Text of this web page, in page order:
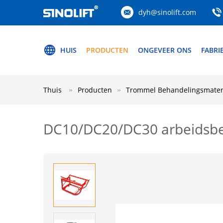
dyh@sinolift.com
HUIS PRODUCTEN ONGEVEER ONS
Thuis Producten Trommel
DC10/DC20/DC30